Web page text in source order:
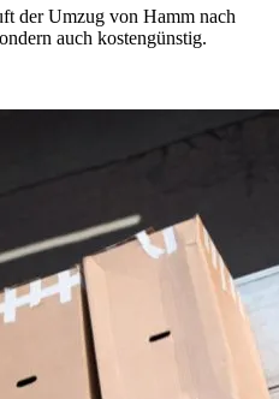
der Umzug von Hamm nach
auch kostengünstig.